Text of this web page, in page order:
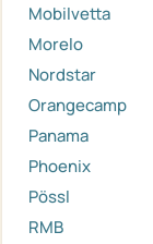
Mobilvetta
Morelo
Nordstar
Orangecamp
Panama
Phoenix
Pössl
RMB